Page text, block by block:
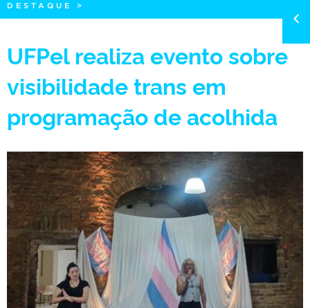
DESTAQUE >
UFPel realiza evento sobre
visibilidade trans em
programação de acolhida